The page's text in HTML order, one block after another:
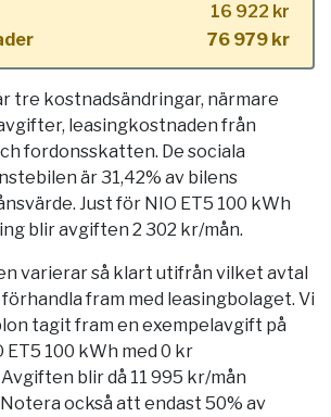
16 922 kr
76 979 kr
tre kostnadsändringar, närmare
leasingkostnaden från
fordonsskatten. De sociala
är 31,42% av bilens
Just för NIO ET5 100 kWh
blir avgiften 2 302 kr/mån.
varierar så klart utifrån vilket avtal
fram med leasingbolaget. Vi
tagit fram en exempelavgift på
ET5 100 kWh med 0 kr
blir då 11 995 kr/mån
också att endast 50% av